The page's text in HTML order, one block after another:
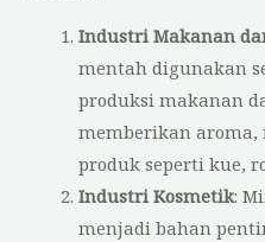
Industri Makanan
mentah digunakan
produksi makanan
memberikan aroma,
produk seperti kue,
Industri Kosmetik:
menjadi bahan